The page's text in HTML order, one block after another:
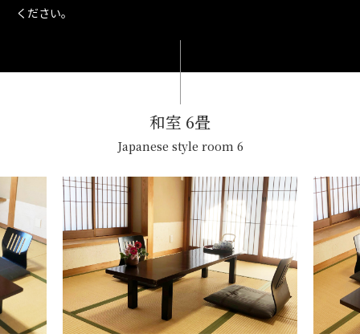
ください。
和室 6畳
Japanese style room 6